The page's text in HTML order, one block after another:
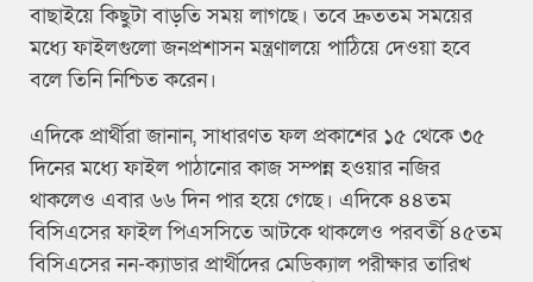
বাছাইয়ে কিছুটা বাড়তি সময় লাগছে। তবে দ্রুততম সময়ের
মধ্যে ফাইলগুলো জনপ্রশাসন মন্ত্রণালয়ে পাঠিয়ে দেওয়া হবে
বলে তিনি নিশ্চিত করেন।
এদিকে প্রার্থীরা জানান, সাধারণত ফল প্রকাশের ১৫ থেকে ৩৫
দিনের মধ্যে ফাইল পাঠানোর কাজ সম্পন্ন হওয়ার নজির
থাকলেও এবার ৬৬ দিন পার হয়ে গেছে। এদিকে ৪৪তম
বিসিএসের ফাইল পিএসসিতে আটকে থাকলেও পরবর্তী ৪৫তম
বিসিএসের নন-ক্যাডার প্রার্থীদের মেডিক্যাল পরীক্ষার তারিখ